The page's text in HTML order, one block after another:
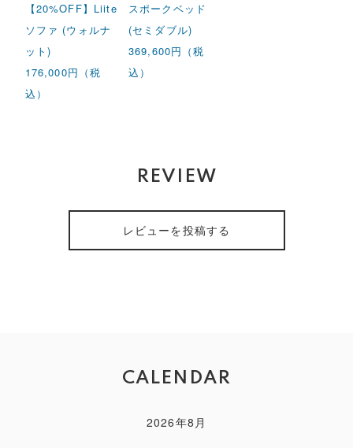
【20%OFF】Liite
ソファ (ウォルナ
ット)
176,000円（税
込）
スポークベッド
(セミダブル)
369,600円（税
込）
REVIEW
レビューを投稿する
CALENDAR
2026年8月